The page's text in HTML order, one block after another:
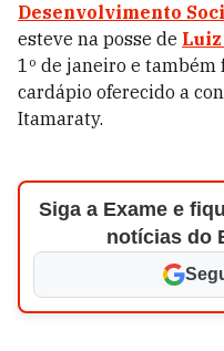
Desenvolvimento
esteve na posse de
1º de janeiro e também
cardápio oferecido a
Itamaraty.
Siga a Exame e
notícias do